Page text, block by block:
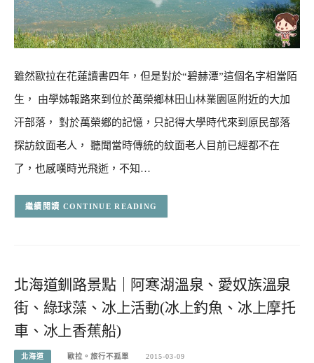
雖然歐拉在花蓮讀書四年，但是對於“碧赫潭”這個名字相當陌
生， 由學姊報路來到位於萬榮鄉林田山林業園區附近的大加
汗部落， 對於萬榮鄉的記憶，只記得大學時代來到原民部落
探訪紋面老人， 聽聞當時傳統的紋面老人目前已經都不在
了，也感嘆時光飛逝，不知…
CONTINUE READING
北海道釧路景點｜阿寒湖溫泉、愛奴族溫泉
街、綠球藻、冰上活動(冰上釣魚、冰上摩托
車、冰上香蕉船)
北海道 歐拉。旅行不孤單 2015-03-09